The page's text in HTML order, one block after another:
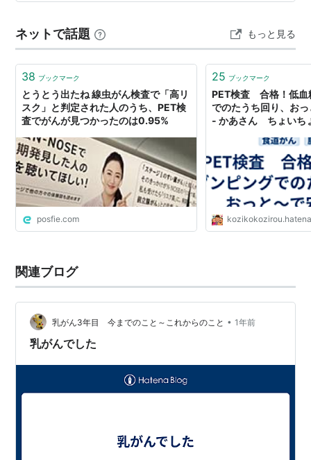
を画像化して調べる検査（とのこと） １０時に来院 受付
個室のような空間で待機 ３０分後 検査薬（FDG）を静脈
に注射（微量の放射性物質が含まれ…
ネットで話題 もっと見る
38 ブックマーク
とうとう出たね 線虫がん検査で「高リ
スク」と判定された人のうち、PET検
査でがんが見つかったのは0.95%
posfie.com
25 ブックマーク
PET検査 合格！低血
でのたうち回り、お
- かあさん ちょいち
関連ブログ
乳がん3年目 今までのこと～これからのこと • 1年前
乳がんでした